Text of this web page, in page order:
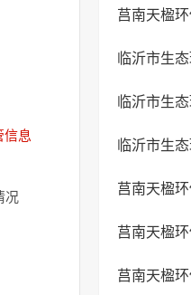
信息
况
莒南天楹
临沂市生
临沂市生
临沂市生
莒南天楹
莒南天楹
莒南天楹